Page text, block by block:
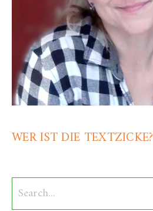
WER IST DIE TEXTZICKE?